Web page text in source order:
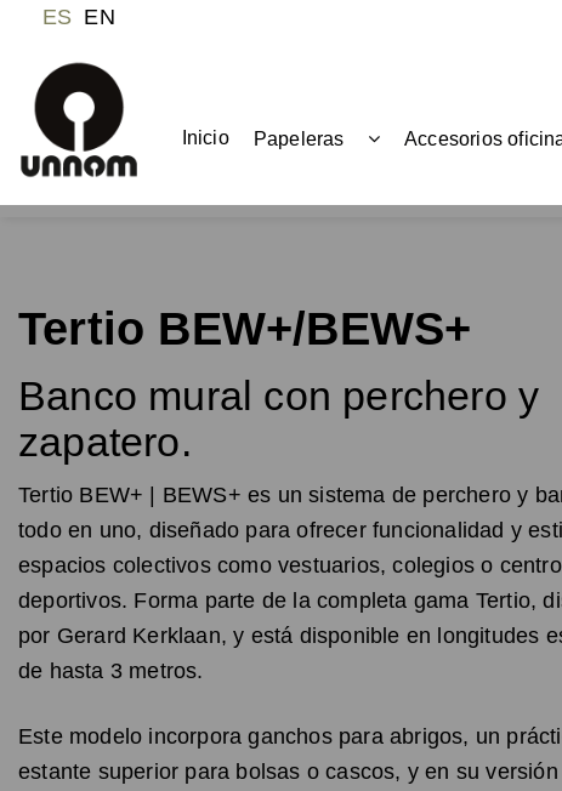
ES EN
Inicio Papeleras Accesorios
Tertio BEW+/BEWS+
Banco mural con perchero y
zapatero.
Tertio BEW+ | BEWS+ es un sistema de perchero y
todo en uno, diseñado para ofrecer funcionalidad y
espacios colectivos como vestuarios, colegios o
deportivos. Forma parte de la completa gama Tertio,
por Gerard Kerklaan, y está disponible en longitudes
de hasta 3 metros.
Este modelo incorpora ganchos para abrigos, un
estante superior para bolsas o cascos, y en su